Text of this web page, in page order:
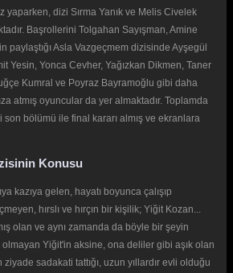
yaparken, dizi Sırma Yanık ve Melis Civelek
Başrollerini Tolgahan Sayışman, Amine
paylaştığı Asla Vazgeçmem dizisinde Ayşegül
Yesin, Yonca Cevher, Yağızkan Dikmen, Taner
Kumral ve Poyraz Bayramoğlu gibi daha
atmış oyuncular da yer almaktadır. Toplamda
bölümü ile final kararı almış ve ekranlara
Konusu
kazıya gelen, hayatı boyunca çalışıp
hırslı ve hırçın bir kişilik; Yiğit Kozan...
olan ve aynı zamanda da böyle bir şeyin
olmayan Yiğit'in aksine, ona deliler gibi aşık olan
ziyade sadakati tattığı, uzun yıllardır evli olduğu